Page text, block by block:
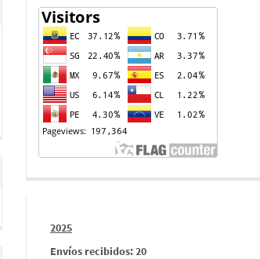
Contador
de
visitas
Informes
envios
2025
Envíos recibidos: 20